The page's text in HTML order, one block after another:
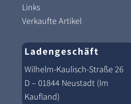
Links
Verkaufte Artikel
Ladengeschäft
Wilhelm-Kaulisch-Straße 26
D – 01844 Neustadt (Im
Kaufland)